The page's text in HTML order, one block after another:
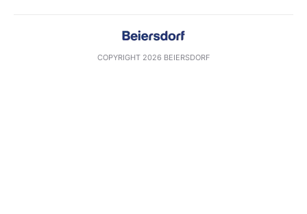
COPYRIGHT 2026 BEIERSDORF